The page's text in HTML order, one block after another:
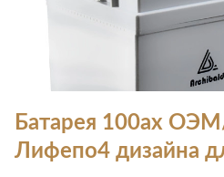
Батарея 100ах
Лифепо4 дизайна